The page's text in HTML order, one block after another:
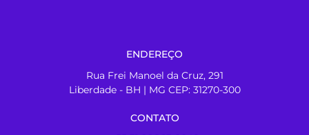
ENDEREÇO
Rua Frei Manoel da Cruz, 291
Liberdade - BH | MG CEP: 31270-300
CONTATO